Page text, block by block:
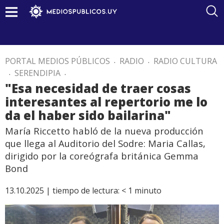
PORTAL MEDIOS PÚBLICOS . RADIO . RADIO CULTURA
. SERENDIPIA .
"Esa necesidad de traer cosas
interesantes al repertorio me lo
da el haber sido bailarina"
María Riccetto habló de la nueva producción
que llega al Auditorio del Sodre: Maria Callas,
dirigido por la coreógrafa británica Gemma
Bond
13.10.2025 | tiempo de lectura: < 1 minuto